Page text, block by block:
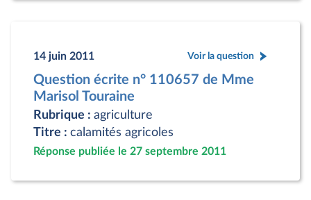
14 juin 2011 Voir la question
Question écrite n° 110657 de Mme
Marisol Touraine
Rubrique : agriculture
Titre : calamités agricoles
Réponse publiée le 27 septembre 2011